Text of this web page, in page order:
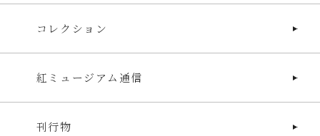
コレクション
紅ミュージアム通信
刊行物